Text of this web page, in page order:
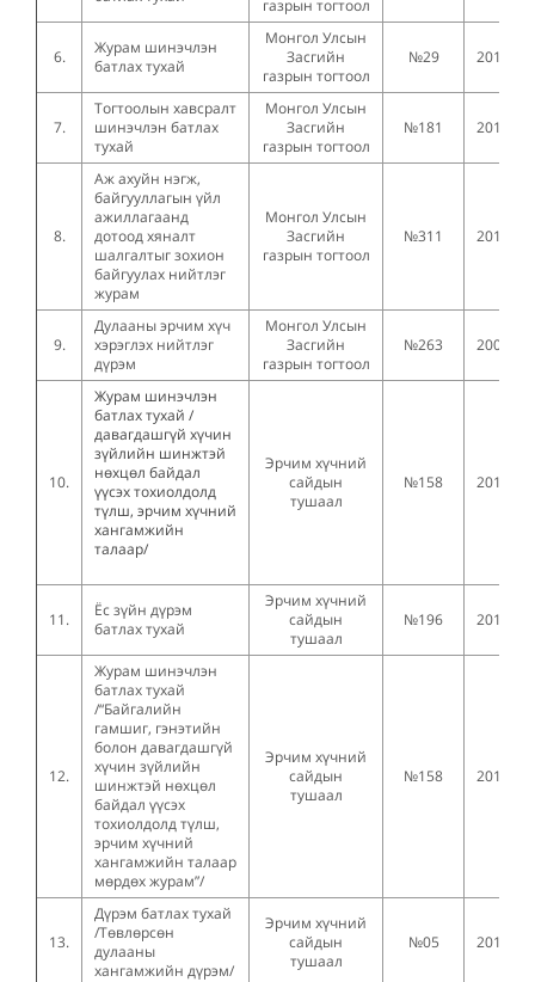
газрын тогтоол
6.
Журам шинэчлэн
батлах тухай
Монгол Улсын
Засгийн
газрын тогтоол
№29
7.
Тогтоолын хавсралт
шинэчлэн батлах
тухай
Монгол Улсын
Засгийн
газрын тогтоол
№181
8.
Аж ахуйн нэгж,
байгууллагын үйл
ажиллагаанд
дотоод хяналт
шалгалтыг зохион
байгуулах нийтлэг
журам
Монгол Улсын
Засгийн
газрын тогтоол
№311
9.
Дулааны эрчим хүч
хэрэглэх нийтлэг
дүрэм
Монгол Улсын
Засгийн
газрын тогтоол
№263
10.
Журам шинэчлэн
батлах тухай /
давагдашгүй хүчин
зүйлийн шинжтэй
нөхцөл байдал
үүсэх тохиолдолд
түлш, эрчим хүчний
хангамжийн
талаар/
Эрчим хүчний
сайдын
тушаал
№158
11.
Ёс зүйн дүрэм
батлах тухай
Эрчим хүчний
сайдын
тушаал
№196
12.
Журам шинэчлэн
батлах тухай
/“Байгалийн
гамшиг, гэнэтийн
болон давагдашгүй
хүчин зүйлийн
шинжтэй нөхцөл
байдал үүсэх
тохиолдолд түлш,
эрчим хүчний
хангамжийн талаар
мөрдөх журам”/
Эрчим хүчний
сайдын
тушаал
№158
13.
Дүрэм батлах тухай
/Төвлөрсөн
дулааны
хангамжийн дүрэм/
Эрчим хүчний
сайдын
тушаал
№05